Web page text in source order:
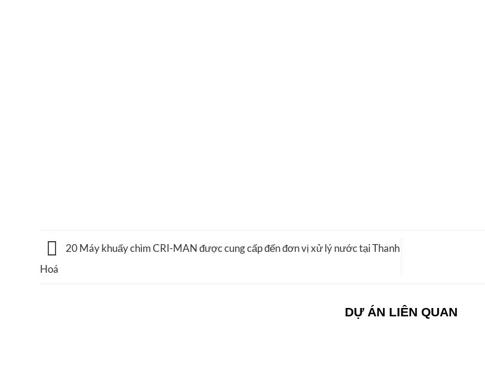
20 Máy khuấy chìm CRI-MAN được cung cấp đến đơn vị xử lý nước tại Thanh
Hoá
DỰ ÁN LIÊN QUAN